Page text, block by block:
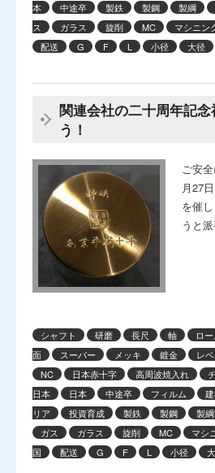
本
中途卒 製鉄 製鋼 製綱
ス
ガラス 旋削 MC マシニン
配送
G F L 小径 大径
関連会社の二十周年記
う！
ご安
月27
を催
うと
シャフト 研磨 長尺 軸 ロ
面
スーパー メッキ 鍍金 レ
NC
日本赤十字 高周波焼入れ
日本
日本 中途卒 フィルム
リア
投資育成 製鉄 製鋼 製綱
ガス
ガラス 旋削 MC マシ
国
配送 G F L 小径